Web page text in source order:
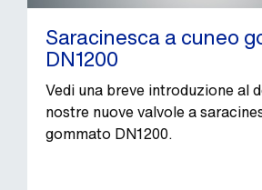
Saracinesca a cuneo
DN1200
Vedi una breve introduzione al
nostre nuove valvole a
gommato DN1200.